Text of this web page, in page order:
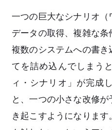
一つの巨大なシナリオ（
データの取得、複雑な条
複数のシステムへの書
てを詰め込んでしまう
ィ・シナリオ」が完成
と、一つの小さな改修が
き起こすようになりま